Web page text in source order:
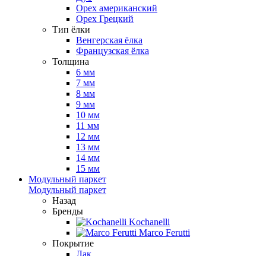
Орех американский
Орех Грецкий
Тип ёлки
Венгерская ёлка
Французская ёлка
Толщина
6 мм
7 мм
8 мм
9 мм
10 мм
11 мм
12 мм
13 мм
14 мм
15 мм
Модульный паркет
Модульный паркет
Назад
Бренды
Kochanelli
Marco Ferutti
Покрытие
Лак